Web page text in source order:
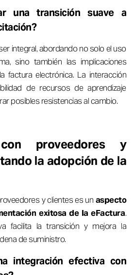
una transición suave a
integral, abordando no solo el uso
sino también las implicaciones
factura electrónica. La interacción
de recursos de aprendizaje
posibles resistencias al cambio.
proveedores y
la adopción de la
y clientes es un aspecto
exitosa de la eFactura.
facilita la transición y mejora la
de suministro.
integración efectiva con